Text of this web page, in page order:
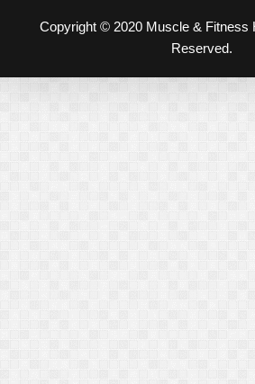
Copyright © 2020 Muscle & Fitness
Reserved.